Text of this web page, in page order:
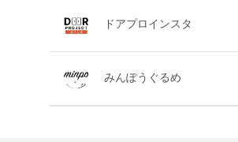
ドアプロインスタ
みんぽうぐるめ